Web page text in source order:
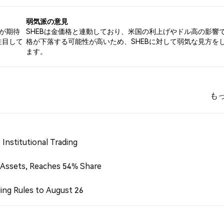
期待
して
弱気派の意見
SHEBは金価格と連動しており、米国の利上げやドル高の影響
格が下落する可能性が高いため、SHEBに対して弱気な見方を
ます。
も
Institutional Trading
Reaches 54% Share
Rules to August 26